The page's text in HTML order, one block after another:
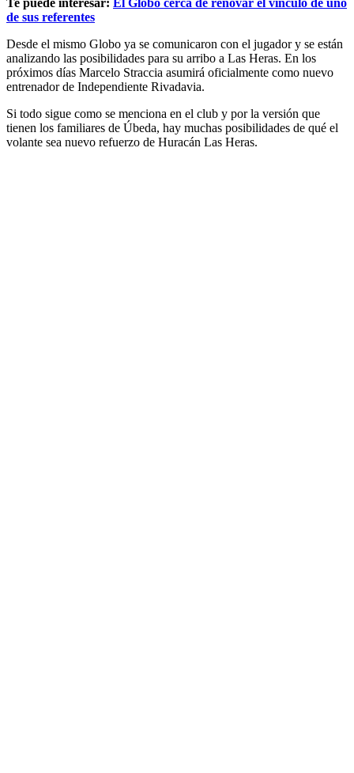
de sus referentes
Desde el mismo Globo ya se comunicaron con el jugador y se están
analizando las posibilidades para su arribo a Las Heras. En los
próximos días Marcelo Straccia asumirá oficialmente como nuevo
entrenador de Independiente Rivadavia.
Si todo sigue como se menciona en el club y por la versión que
tienen los familiares de Úbeda, hay muchas posibilidades de qué el
volante sea nuevo refuerzo de Huracán Las Heras.